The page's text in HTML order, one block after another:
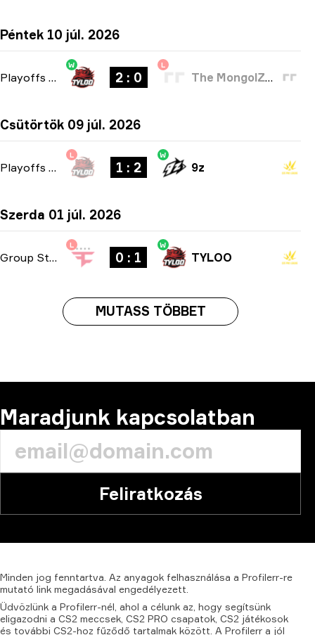
Péntek 10 júl. 2026
Playoffs bo3
W
2 : 0
L
The MongolZ Academy
Csütörtök 09 júl. 2026
Playoffs bo3
L
1 : 2
W
9z
Szerda 01 júl. 2026
Group Stage -bo1
L
0 : 1
W
TYLOO
MUTASS TÖBBET
Maradjunk kapcsolatban
Feliratkozás
Minden jog fenntartva. Az anyagok felhasználása a Profilerr-re
mutató link megadásával engedélyezett.
Üdvözlünk a Profilerr-nél, ahol a célunk az, hogy segítsünk
eligazodni a CS2 meccsek, CS2 PRO csapatok, CS2 játékosok
és további CS2-hoz fűződő tartalmak között. A Profilerr a jól